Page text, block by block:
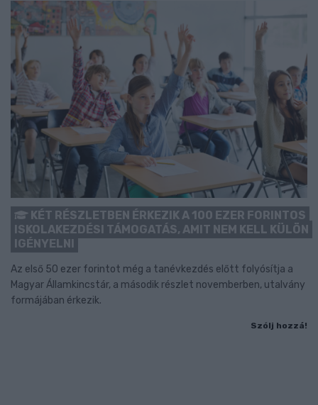
KÉT RÉSZLETBEN ÉRKEZIK A 100 EZER FORINTOS
ISKOLAKEZDÉSI TÁMOGATÁS, AMIT NEM KELL KÜLÖN
IGÉNYELNI
Az első 50 ezer forintot még a tanévkezdés előtt folyósítja a
Magyar Államkincstár, a második részlet novemberben, utalvány
formájában érkezik.
Szólj hozzá!